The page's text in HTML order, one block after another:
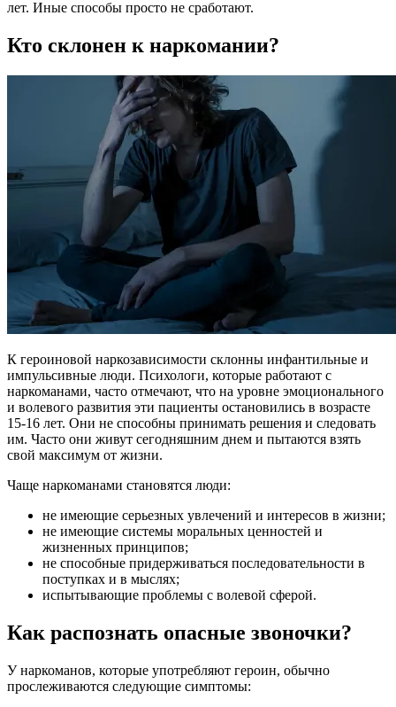
лет. Иные способы просто не сработают.
Кто склонен к наркомании?
К героиновой наркозависимости склонны инфантильные и
импульсивные люди. Психологи, которые работают с
наркоманами, часто отмечают, что на уровне эмоционального
и волевого развития эти пациенты остановились в возрасте
15-16 лет. Они не способны принимать решения и следовать
им. Часто они живут сегодняшним днем и пытаются взять
свой максимум от жизни.
Чаще наркоманами становятся люди:
не имеющие серьезных увлечений и интересов в жизни;
не имеющие системы моральных ценностей и
жизненных принципов;
не способные придерживаться последовательности в
поступках и в мыслях;
испытывающие проблемы с волевой сферой.
Как распознать опасные звоночки?
У наркоманов, которые употребляют героин, обычно
прослеживаются следующие симптомы: